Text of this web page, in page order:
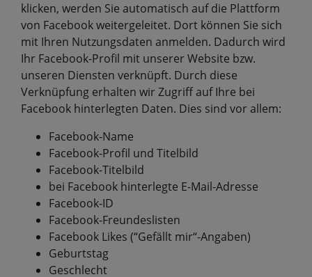
klicken, werden Sie automatisch auf die Plattform
von Facebook weitergeleitet. Dort können Sie sich
mit Ihren Nutzungsdaten anmelden. Dadurch wird
Ihr Facebook-Profil mit unserer Website bzw.
unseren Diensten verknüpft. Durch diese
Verknüpfung erhalten wir Zugriff auf Ihre bei
Facebook hinterlegten Daten. Dies sind vor allem:
Facebook-Name
Facebook-Profil und Titelbild
Facebook-Titelbild
bei Facebook hinterlegte E-Mail-Adresse
Facebook-ID
Facebook-Freundeslisten
Facebook Likes (“Gefällt mir“-Angaben)
Geburtstag
Geschlecht